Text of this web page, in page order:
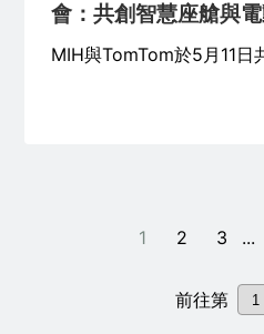
會：共創智慧座艙與
MIH與TomTom於5月11日
1 2 3 ...
前往第